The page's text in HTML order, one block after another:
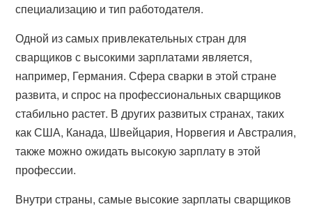
специализацию и тип работодателя.
Одной из самых привлекательных стран для
сварщиков с высокими зарплатами является,
например, Германия. Сфера сварки в этой стране
развита, и спрос на профессиональных сварщиков
стабильно растет. В других развитых странах, таких
как США, Канада, Швейцария, Норвегия и Австралия,
также можно ожидать высокую зарплату в этой
профессии.
Внутри страны, самые высокие зарплаты сварщиков